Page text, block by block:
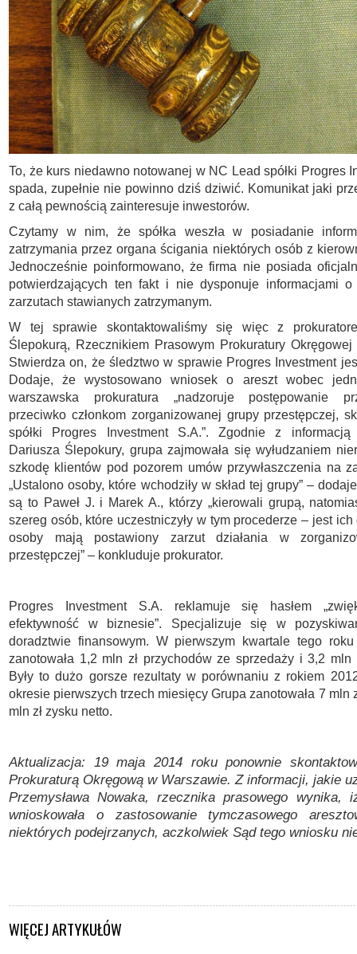
To, że kurs niedawno notowanej w NC Lead spółki Progres
spada, zupełnie nie powinno dziś dziwić. Komunikat jaki
z całą pewnością zainteresuje inwestorów.
Czytamy w nim, że spółka weszła w posiadanie
zatrzymania przez organa ścigania niektórych osób z
Jednocześnie poinformowano, że firma nie posiada
potwierdzających ten fakt i nie dysponuje informacjami o
zarzutach stawianych zatrzymanym.
W tej sprawie skontaktowaliśmy się więc z
Ślepokurą, Rzecznikiem Prasowym Prokuratury
Stwierdza on, że śledztwo w sprawie Progres Investment
Dodaje, że wystosowano wniosek o areszt wobec
warszawska prokuratura „nadzoruje postępowanie
przeciwko członkom zorganizowanej grupy przestępczej,
spółki Progres Investment S.A.”. Zgodnie z
Dariusza Ślepokury, grupa zajmowała się wyłudzaniem
szkodę klientów pod pozorem umów przywłaszczenia na
„Ustalono osoby, które wchodziły w skład tej grupy” –
są to Paweł J. i Marek A., którzy „kierowali grupą,
szereg osób, które uczestniczyły w tym procederze – jest
osoby mają postawiony zarzut działania w
przestępczej” – konkluduje prokurator.
Progres Investment S.A. reklamuje się hasłem
efektywność w biznesie”. Specjalizuje się w
doradztwie finansowym. W pierwszym kwartale tego roku
zanotowała 1,2 mln zł przychodów ze sprzedaży i 3,2 mln
Były to dużo gorsze rezultaty w porównaniu z rokiem
okresie pierwszych trzech miesięcy Grupa zanotowała 7 mln
mln zł zysku netto.
Aktualizacja: 19 maja 2014 roku ponownie
Prokuraturą Okręgową w Warszawie. Z informacji, jakie
Przemysława Nowaka, rzecznika prasowego wynika,
wnioskowała o zastosowanie tymczasowego
niektórych podejrzanych, aczkolwiek Sąd tego wniosku
WIĘCEJ ARTYKUŁÓW